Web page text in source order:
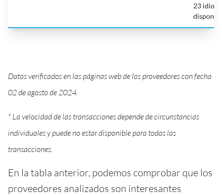
23
Datos verificados en las páginas web de los proveedores con fecha
02 de agosto de 2024.
* La velocidad de las transacciones depende de circunstancias
individuales y puede no estar disponible para todas las
transacciones.
En la tabla anterior, podemos comprobar que los
proveedores analizados son interesantes